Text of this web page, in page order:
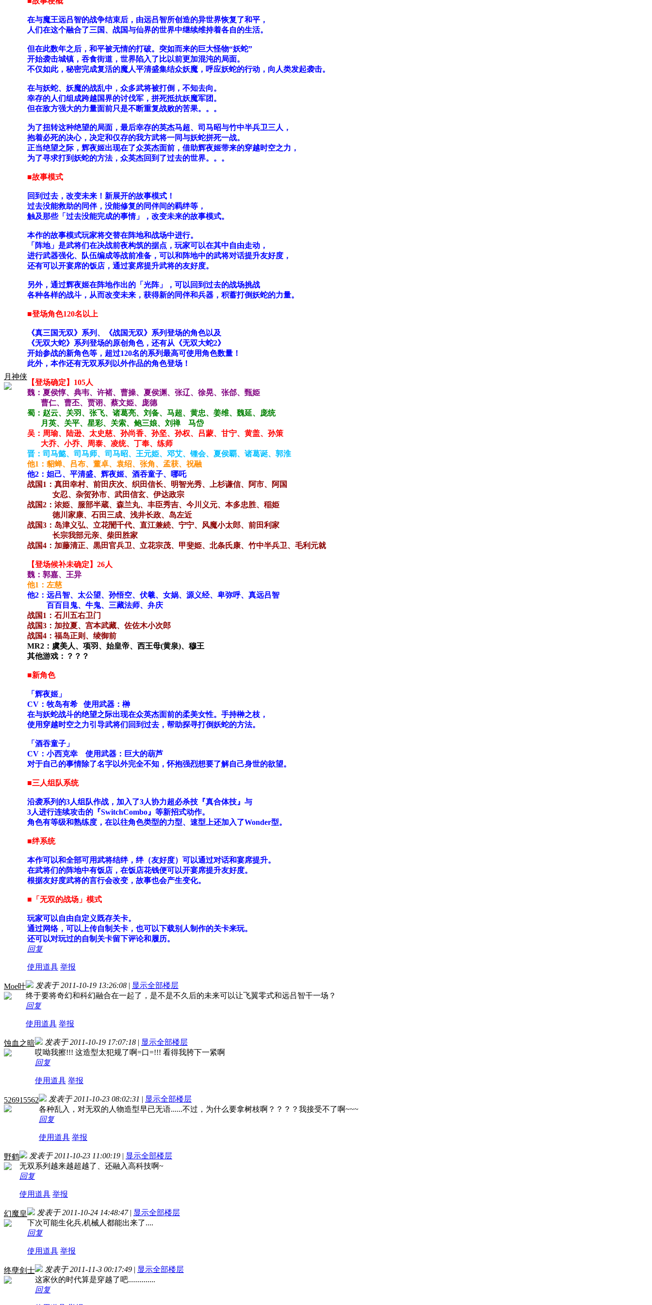
月神侠
在与魔王远吕智的战争结束后，由远吕智所创造的异世界恢复了和平，
人们在这个融合了三国、战国与仙界的世界中继续维持着各自的生活。
但在此数年之后，和平被无情的打破。突如而来的巨大怪物“妖蛇”
开始袭击城镇，吞食街道，世界陷入了比以前更加混沌的局面。
不仅如此，秘密完成复活的魔人平清盛集结众妖魔，呼应妖蛇的行动，向人类发起袭击。
在与妖蛇、妖魔的战乱中，众多武将被打倒，不知去向。
幸存的人们组成跨越国界的讨伐军，拼死抵抗妖魔军团。
但在敌方强大的力量面前只是不断重复战败的苦果。。。
为了扭转这种绝望的局面，最后幸存的英杰马超、司马昭与竹中半兵卫三人，
抱着必死的决心，决定和仅存的我方武将一同与妖蛇拼死一战。
正当绝望之际，辉夜姬出现在了众英杰面前，借助辉夜姬带来的穿越时空之力，
为了寻求打到妖蛇的方法，众英杰回到了过去的世界。。。
■故事模式
回到过去，改变未来！新展开的故事模式！
过去没能救助的同伴，没能修复的同伴间的羁绊等，
触及那些「过去没能完成的事情」，改变未来的故事模式。
本作的故事模式玩家将交替在阵地和战场中进行。
「阵地」是武将们在决战前夜构筑的据点，玩家可以在其中自由走动，
进行武器强化、队伍编成等战前准备，可以和阵地中的武将对话提升友好度，
还有可以开宴席的饭店，通过宴席提升武将的友好度。
另外，通过辉夜姬在阵地作出的「光阵」，可以回到过去的战场挑战
各种各样的战斗，从而改变未来，获得新的同伴和兵器，积蓄打倒妖蛇的力量。
■登场角色120名以上
《真三国无双》系列、《战国无双》系列登场的角色以及
《无双大蛇》系列登场的原创角色，还有从《无双大蛇2》
开始参战的新角色等，超过120名的系列最高可使用角色数量！
此外，本作还有无双系列以外作品的角色登场！
【登场确定】105人
魏：夏侯惇、典韦、许褚、曹操、夏侯渊、张辽、徐晃、张郃、甄姫
曹仁、曹丕、贾诩、蔡文姫、庞德
蜀：赵云、关羽、张飞、诸葛亮、刘备、马超、黄忠、姜维、魏延、庞统
月英、关平、星彩、关索、鲍三娘、刘禅 马岱
吴：周瑜、陆逊、太史慈、孙尚香、孙坚、孙权、吕蒙、甘宁、黄盖、孙策
大乔、小乔、周泰、凌统、丁奉、练师
晋：司马懿、司马师、司马昭、王元姫、邓艾、锺会、夏侯覇、诸葛诞、郭淮
他1：貂蝉、吕布、董卓、袁绍、张角、孟获、祝融
他2：妲己、平清盛、辉夜姬、酒吞童子、哪吒
战国1：真田幸村、前田庆次、织田信长、明智光秀、上杉谦信、阿市、阿国
女忍、杂贺孙市、武田信玄、伊达政宗
战国2：浓姫、服部半蔵、森兰丸、丰臣秀吉、今川义元、本多忠胜、稲姫
徳川家康、石田三成、浅井长政、岛左近
战国3：岛津义弘、立花誾千代、直江兼続、宁宁、风魔小太郎、前田利家
长宗我部元亲、柴田胜家
战国4：加藤清正、黒田官兵卫、立花宗茂、甲斐姫、北条氏康、竹中半兵卫、毛利元就
【登场候补未确定】26人
魏：郭嘉、王异
他1：左慈
他2：远吕智、太公望、孙悟空、伏羲、女娲、源义经、卑弥呼、真远吕智
百百目鬼、牛鬼、三藏法师、弁庆
战国1：石川五右卫门
战国3：加拉夏、宫本武藏、佐佐木小次郎
战国4：福岛正则、绫御前
MR2：虞美人、项羽、始皇帝、西王母(黄泉)、穆王
其他游戏：？？？
■新角色
「辉夜姬」
CV：牧岛有希 使用武器：榊
在与妖蛇战斗的绝望之际出现在众英杰面前的柔美女性。手持榊之枝，
使用穿越时空之力引导武将们回到过去，帮助探寻打倒妖蛇的方法。
「酒吞童子」
CV：小西克幸 使用武器：巨大的葫芦
对于自己的事情除了名字以外完全不知，怀抱强烈想要了解自己身世的欲望。
■三人组队系统
沿袭系列的3人组队作战，加入了3人协力超必杀技『真合体技』与
3人进行连续攻击的『SwitchCombo』等新招式动作。
角色有等级和熟练度，在以往角色类型的力型、速型上还加入了Wonder型。
■绊系统
本作可以和全部可用武将结绊，绊（友好度）可以通过对话和宴席提升。
在武将们的阵地中有饭店，在饭店花钱便可以开宴席提升友好度。
根据友好度武将的言行会改变，故事也会产生变化。
■「无双的战场」模式
玩家可以自由自定义既存关卡。
通过网络，可以上传自制关卡，也可以下载别人制作的关卡来玩。
还可以对玩过的自制关卡留下评论和履历。
回复
使用道具 举报
Moe叶 发表于 2011-10-19 13:26:08 | 显示全部楼层
终于要将奇幻和科幻融合在一起了，是不是不久后的未来可以让飞翼零式和远吕智干一场？
回复
使用道具 举报
蚀血之暗 发表于 2011-10-19 17:07:18 | 显示全部楼层
哎呦我擦!!! 这造型太犯规了啊=口=!!! 看得我胯下一紧啊
回复
使用道具 举报
526915562 发表于 2011-10-23 08:02:31 | 显示全部楼层
各种乱入，对无双的人物造型早已无语......不过，为什么要拿树枝啊？？？？我接受不了啊~~~
回复
使用道具 举报
野鹤 发表于 2011-10-23 11:00:19 | 显示全部楼层
无双系列越来越超越了、还融入高科技啊~
回复
使用道具 举报
幻魔皇 发表于 2011-10-24 14:48:47 | 显示全部楼层
下次可能生化兵,机械人都能出来了....
回复
使用道具 举报
终孽剑士 发表于 2011-11-3 00:17:49 | 显示全部楼层
这家伙的时代算是穿越了吧..............
回复